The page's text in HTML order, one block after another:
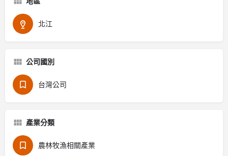
北江
公司國別
台灣公司
產業分類
農林牧漁相關產業